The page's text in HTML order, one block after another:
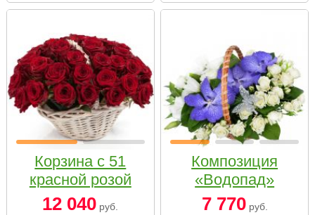
Корзина с 51
красной розой
12 040 руб.
Композиция
«Водопад»
7 770руб.